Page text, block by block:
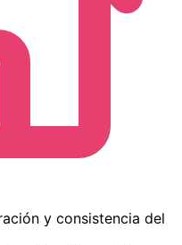
y consistencia del